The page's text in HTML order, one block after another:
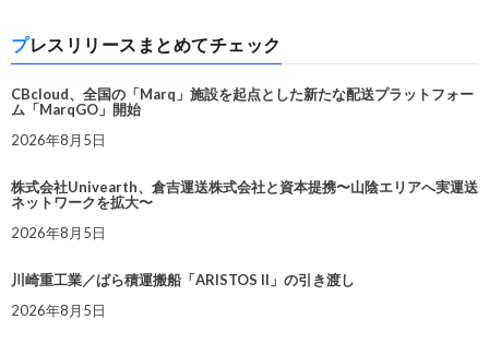
プレスリリースまとめてチェック
CBcloud、全国の「Marq」施設を起点とした新たな配送プラットフォー
ム「MarqGO」開始
2026年8月5日
株式会社Univearth、倉吉運送株式会社と資本提携〜山陰エリアへ実運送
ネットワークを拡大〜
2026年8月5日
川崎重工業／ばら積運搬船「ARISTOS II」の引き渡し
2026年8月5日